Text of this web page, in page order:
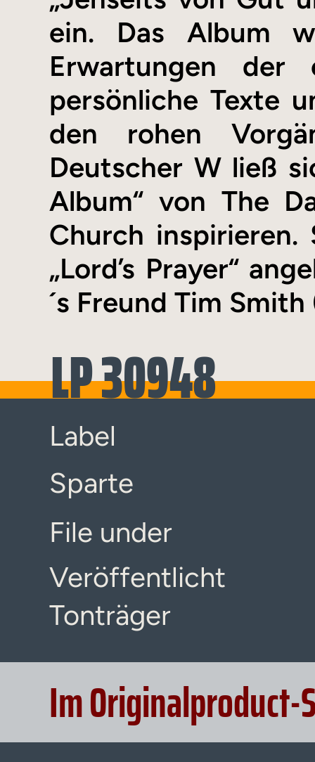
ein. Das Album
Erwartungen der
persönliche Texte
den rohen
Deutscher W ließ
Album“ von The
Church inspirieren.
„Lord’s Prayer“
´s Freund Tim
LP 30948
Label
Sparte
File under
Veröffentlicht
Tonträger
Im